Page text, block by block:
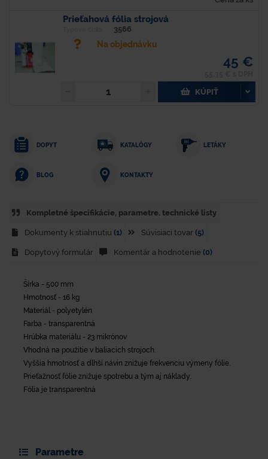
Prieťahová fólia strojová
3566
Na objednávku
45 €
KÚPIŤ
DOPYT KATALÓGY LETÁKY
BLOG KONTAKTY
Kompletné špecifikácie, parametre. technické listy
Dokumenty k stiahnutiu (1) Súvisiaci tovar (5)
Dopytový formulár Komentár a hodnotenie (0)
Šírka - 500 mm
Hmotnosť - 16 kg
Materiál - polyetylén
Farba - transparentná
Hrúbka materiálu - 23 mikrónov
Vhodná na použitie v baliacich strojoch.
Vyššia hmotnosť a dlhší návin znižuje frekvenciu výmeny fólie.
Prieťažnosť fólie znižuje spotrebu a tým aj náklady.
Fólia je transparentná
Parametre